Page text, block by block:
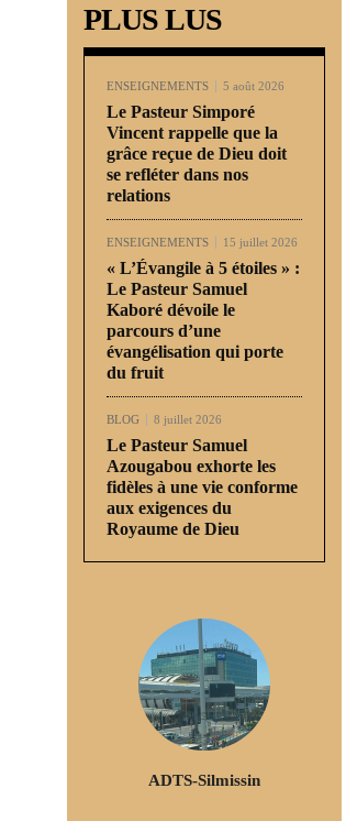
PLUS LUS
ENSEIGNEMENTS 5 août 2026
Le Pasteur Simporé
Vincent rappelle que la
grâce reçue de Dieu doit
se refléter dans nos
relations
ENSEIGNEMENTS 15 juillet 2026
« L’Évangile à 5 étoiles » :
Le Pasteur Samuel
Kaboré dévoile le
parcours d’une
évangélisation qui porte
du fruit
BLOG 8 juillet 2026
Le Pasteur Samuel
Azougabou exhorte les
fidèles à une vie conforme
aux exigences du
Royaume de Dieu
ADTS-Silmissin